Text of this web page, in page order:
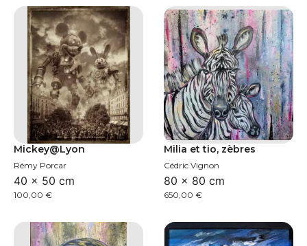
Mickey@Lyon
Rémy Porcar
40 × 50 cm
100,00 €
Milia et tio, zèbres
Cédric Vignon
80 × 80 cm
650,00 €